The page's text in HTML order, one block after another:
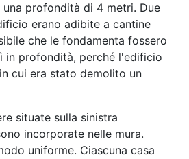
profondità di 4 metri. Due
erano adibite a cantine
che le fondamenta fossero
in profondità, perché l'edificio
cui era stato demolito un
situate sulla sinistra
incorporate nelle mura.
uniforme. Ciascuna casa